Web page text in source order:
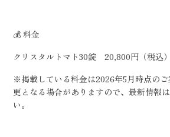
💰 料金
クリスタルトマト30錠 20,800円（税込）
※掲載している料金は2026年5月時点の
更となる場合がありますので、最新情報
い。